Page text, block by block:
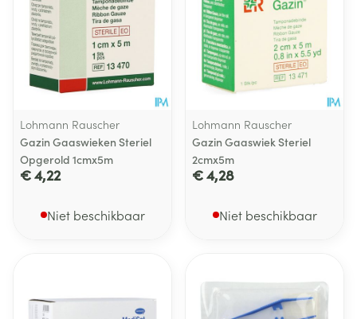
Lohmann Rauscher
Gazin Gaaswieken Steriel
Opgerold 1cmx5m
€ 4,22
Niet beschikbaar
Lohmann Rauscher
Gazin Gaaswiek Steriel
2cmx5m
€ 4,28
Niet beschikbaar